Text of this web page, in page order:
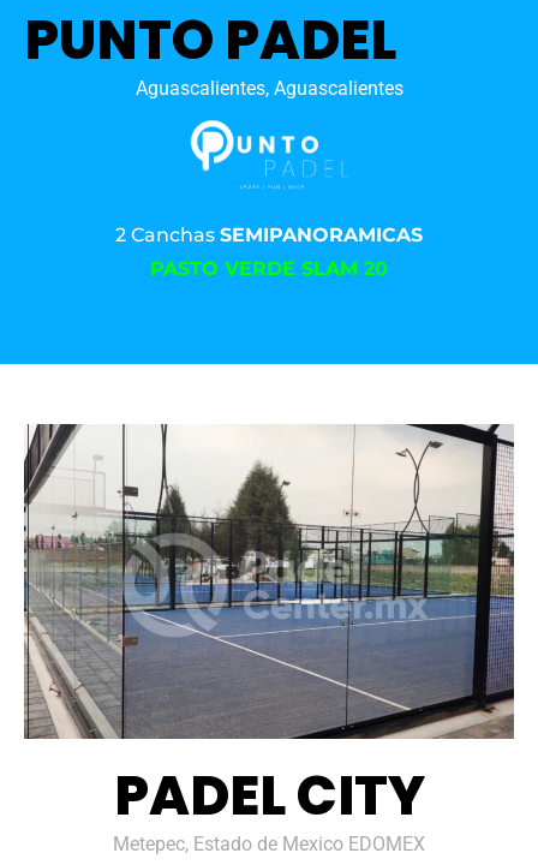
PUNTO PADEL
Aguascalientes, Aguascalientes
2 Canchas SEMIPANORAMICAS
PASTO VERDE SLAM 20
PADEL CITY
Metepec, Estado de Mexico EDOMEX